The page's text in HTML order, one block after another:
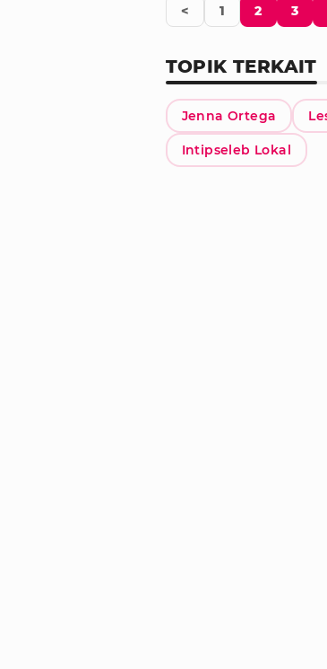
< 1 2 3
TOPIK TERKAIT
Jenna Ortega
Intipseleb Lokal